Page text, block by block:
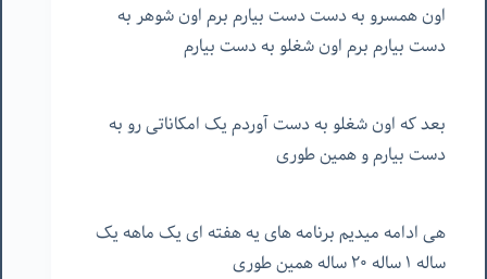
اون همسرو به دست دست بیارم برم اون شوهر به
دست بیارم برم اون شغلو به دست بیارم
بعد که اون شغلو به دست آوردم یک امکاناتی رو به
دست بیارم و همین طوری
هی ادامه میدیم برنامه های یه هفته ای یک ماهه یک
ساله ۱ ساله ۲۰ ساله همین طوری